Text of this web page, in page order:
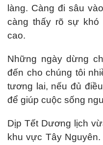
làng. Càng đi sâu
càng thấy rõ sự khó
cao.
Những ngày dừng
đến cho chúng tôi
tương lai, nếu đủ
để giúp cuộc sống
Dịp Tết Dương lịch
khu vực Tây